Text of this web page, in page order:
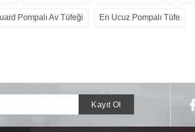
Pompalı Av Tüfeği En Ucuz Pompalı Tüfe